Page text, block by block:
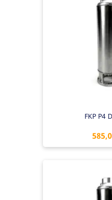
FKP P4
Preis